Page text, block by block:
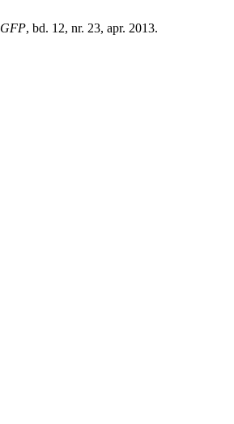
GFP, bd. 12, nr. 23, apr. 2013.